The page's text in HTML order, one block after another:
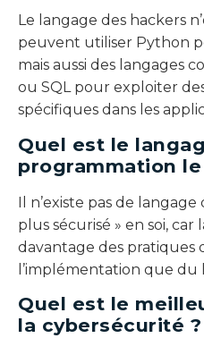
Le langage des hackers
peuvent utiliser Python
mais aussi des langages
ou SQL pour exploiter
spécifiques dans les
Quel est le
programmation
Il n’existe pas de
plus sécurisé » en soi,
davantage des
l’implémentation que
Quel est le
la cybersécurité ?